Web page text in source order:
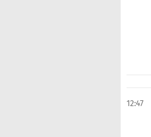
12:47